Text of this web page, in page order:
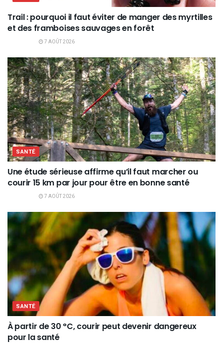
Trail : pourquoi il faut éviter de manger des myrtilles
et des framboises sauvages en forêt
7 AOÛT 2026
SANTÉ
Une étude sérieuse affirme qu’il faut marcher ou
courir 15 km par jour pour être en bonne santé
7 AOÛT 2026
SANTÉ
À partir de 30 °C, courir peut devenir dangereux
pour la santé